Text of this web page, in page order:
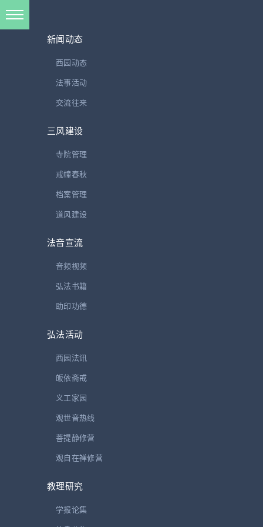
新闻动态
西园动态
法事活动
交流往来
三风建设
寺院管理
戒幢春秋
档案管理
道风建设
法音宣流
音频视频
弘法书籍
助印功德
弘法活动
西园法讯
皈依斋戒
义工家园
观世音热线
菩提静修营
观自在禅修营
教理研究
学报论集
第三门 戒行
3.1 正明随行
身口威仪之行。克志专崇、高慕前圣。 持心后起、义顺于前、名
资持释云‘初蹑前科。
必下示行相。方便有二即教行也、教谓律藏必依师学、行谓对治唯
检察以偏约行、然离过对治非学不立、广修之语理必兼含。
检察即心、心即行体。准业疏具三、能忆能垢能防、一心三用、无
上云检察正示修行、下云慕圣明其标志。克犹定也。崇重也。前圣
通目三乘已成道者。 持下结示名义。持心即行后起顺前示随行
义。’见事钞记卷三
▲事钞云‘然则受是要期思愿、随是称愿修行。 譬如筑营宫宅。先
立院墙周匝、即谓坛场受体也。后便随处营构尽于一生、谓受后随